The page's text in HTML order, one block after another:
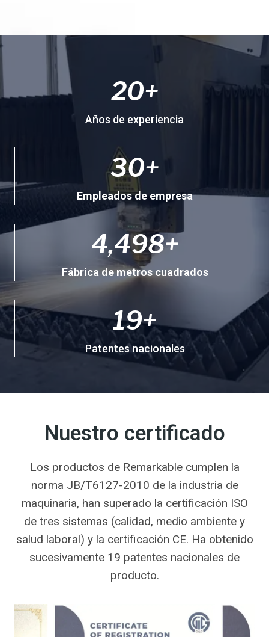
0
20+
Años de experiencia
+
30+
Empleados de empresa
4
0
+
4,500+
Fábrica de metros cuadrados
1
9
+
19+
Patentes nacionales
Nuestro certificado
Los productos de Remarkable cumplen la
norma JB/T6127-2010 de la industria de
maquinaria, han superado la certificación ISO
de tres sistemas (calidad, medio ambiente y
salud laboral) y la certificación CE. Ha obtenido
sucesivamente 19 patentes nacionales de
producto.